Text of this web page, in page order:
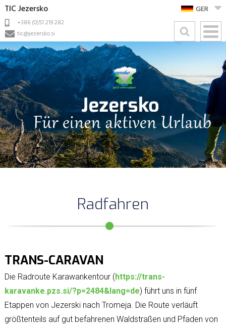
TIC Jezersko
+386 (0)51 219 282
tic@jezersko.si
GER
Radfahren
TRANS-CARAVAN
Die Radroute Karawankentour ( https://trans-
karavanke.pzs.si/?p=2484&lang=de) führt uns in fünf
Etappen von Jezerski nach Tromeja. Die Route verläuft
größtenteils auf gut befahrenen Waldstraßen und Pfaden von